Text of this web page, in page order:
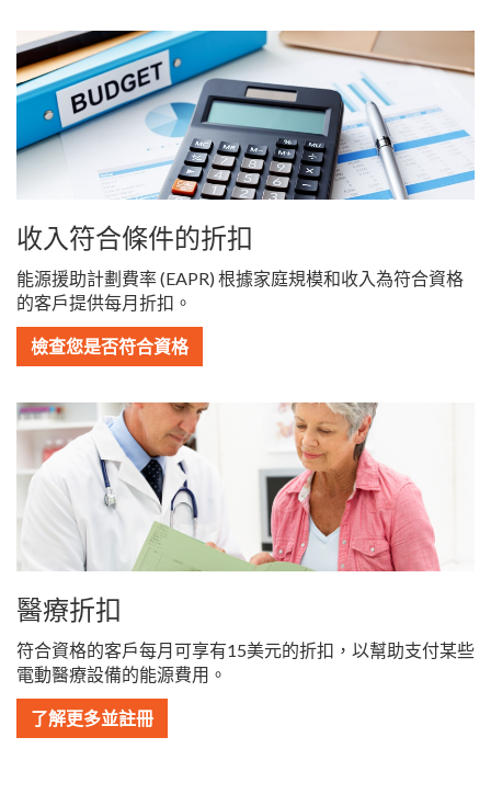
收入符合條件的折扣
能源援助計劃費率 (EAPR) 根據家庭規模和收入為符合資格
的客戶提供每月折扣。
檢查您是否符合資格
醫療折扣
符合資格的客戶每月可享有15美元的折扣，以幫助支付某些
電動醫療設備的能源費用。
了解更多並註冊